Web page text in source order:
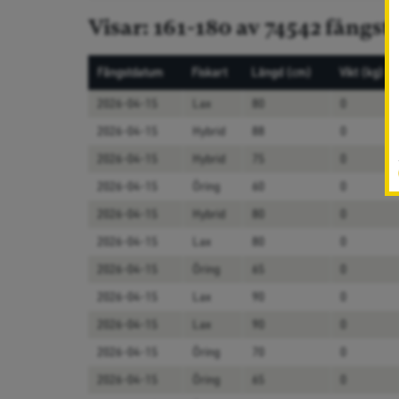
Visar: 161-180 av 74542 fångster
Fångstdatum Fiskart Längd (cm) Vikt (kg)
2026-04-15 Lax
2026-04-15
Hybrid
2026-04-15
Hybrid
2026-04-15
Öring 60
2026-04-15
Hybrid
2026-04-15
Lax 80
2026-04-15
Öring 65
2026-04-15
Lax
2026-04-15
Lax
2026-04-15
Öring
2026-04-15
Öring 65